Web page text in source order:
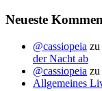
Neueste
@cassiopeia zu
der Nacht ab
@cassiopeia zu
Allgemeines